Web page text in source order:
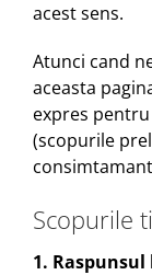
acest sens.
Atunci cand
aceasta
expres
(scopurile
Scopurile
1.